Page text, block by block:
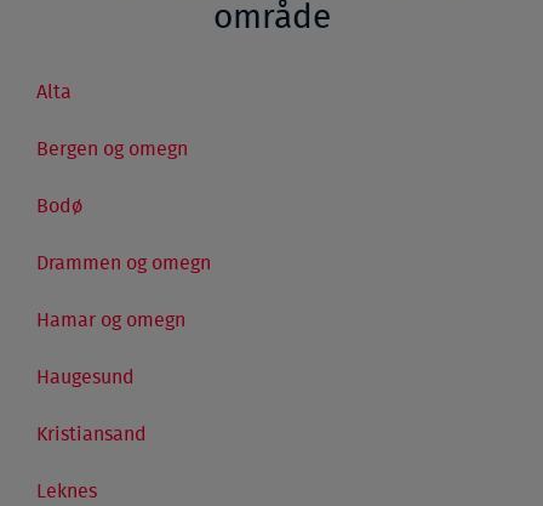
område
Alta
Bergen og omegn
Bodø
Drammen og omegn
Hamar og omegn
Haugesund
Kristiansand
Leknes